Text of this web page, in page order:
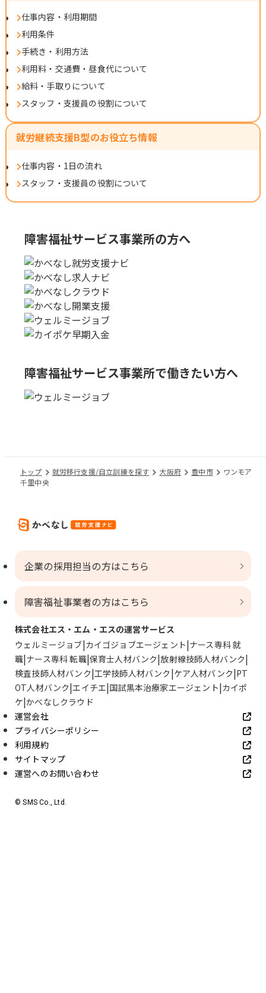
仕事内容・利用期間
利用条件
手続き・利用方法
利用料・交通費・昼食代について
給料・手取りについて
スタッフ・支援員の役割について
就労継続支援B型のお役立ち情報
仕事内容・1日の流れ
スタッフ・支援員の役割について
障害福祉サービス事業所の方へ
障害福祉サービス事業所で働きたい方へ
トップ 就労移行支援/自立訓練を探す 大阪府 豊中市
ワンモア
千里中央
企業の採用担当の方はこちら
障害福祉事業者の方はこちら
株式会社エス・エム・エスの運営サービス
ウェルミージョブ カイゴジョブエージェント ナース専科 就
職 ナース専科 転職 保育士人材バンク 放射線技師人材バンク
検査技師人材バンク 工学技師人材バンク ケア人材バンク PT
OT人材バンク エイチエ 国試黒本治療家エージェント カイポ
ケ かべなしクラウド
運営会社
プライバシーポリシー
利用規約
サイトマップ
運営へのお問い合わせ
© SMS Co., Ltd.